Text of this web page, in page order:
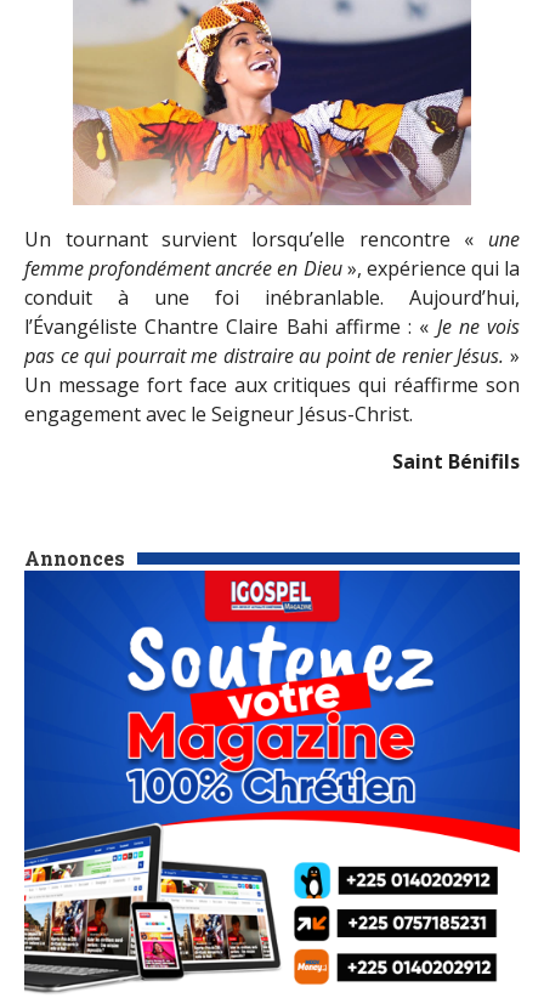
Annonces
Un tournant survient lorsqu’elle rencontre « une
femme profondément ancrée en Dieu», expérience qui la
conduit à une foi inébranlable. Aujourd’hui,
l’Évangéliste Chantre Claire Bahi affirme : « Je ne vois
pas ce qui pourrait me distraire au point de renier Jésus. »
Un message fort face aux critiques qui réaffirme son
engagement avec le Seigneur Jésus-Christ.
Saint Bénifils